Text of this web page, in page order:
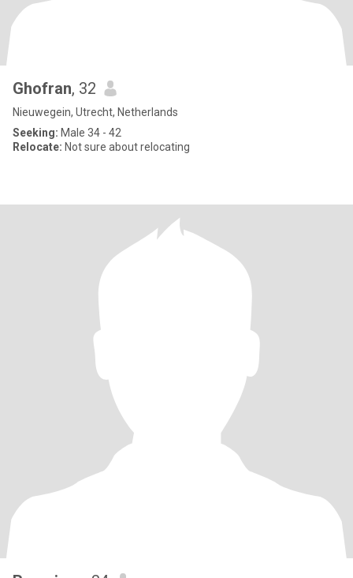
Ghofran, 32
Nieuwegein, Utrecht, Netherlands
Seeking: Male 34 - 42
Relocate: Not sure about relocating